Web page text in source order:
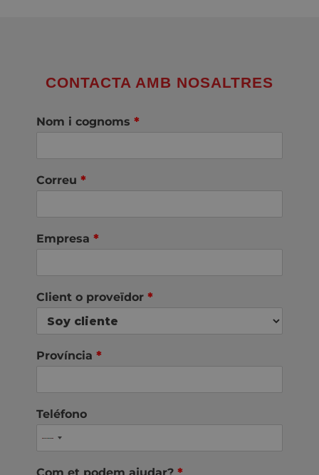
CONTACTA AMB NOSALTRES
Nom i cognoms *
Correu *
Empresa *
Client o proveïdor *
Província *
Teléfono